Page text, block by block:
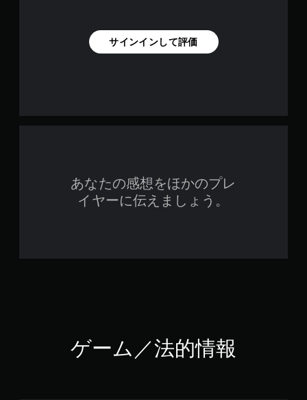
サインインして評価
あなたの感想をほかのプレ
イヤーに伝えましょう。
ゲーム／法的情報